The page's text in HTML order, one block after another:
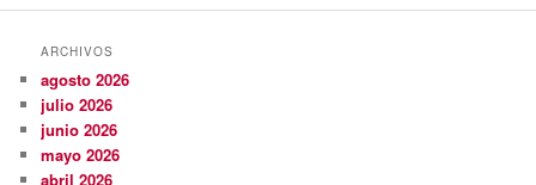
ARCHIVOS
agosto 2026
julio 2026
junio 2026
mayo 2026
abril 2026